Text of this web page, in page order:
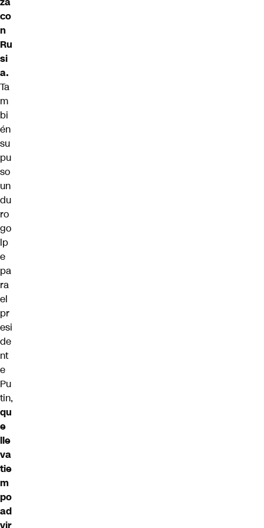
co
n
Ru
si
a.
Ta
m
bi
én
su
pu
so
un
du
ro
go
lp
e
pa
ra
el
pr
esi
de
nt
e
Pu
tin,
qu
e
lle
va
tie
m
po
ad
vir